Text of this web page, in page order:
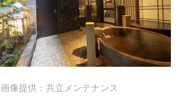
画像提供：共立メンテナンス